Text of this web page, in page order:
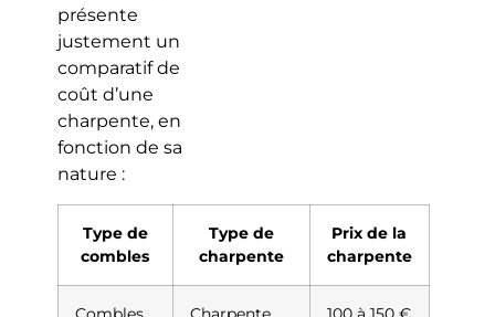
présente
justement un
comparatif de
coût d’une
charpente, en
fonction de sa
nature :
Type de
combles
Type de
charpente
Prix de la
charpente